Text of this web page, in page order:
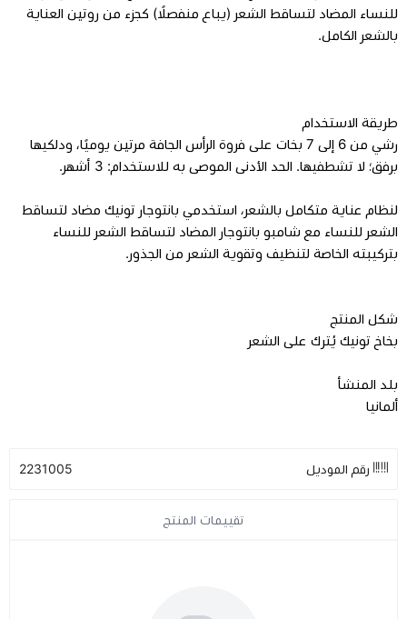
للنساء المضاد لتساقط الشعر (يباع منفصلًا) كجزء من روتين العناية
بالشعر الكامل.
طريقة الاستخدام
رشي من 6 إلى 7 بخات على فروة الرأس الجافة مرتين يوميًا، ودلكيها
برفق؛ لا تشطفيها. الحد الأدنى الموصى به للاستخدام: 3 أشهر.
لنظام عناية متكامل بالشعر، استخدمي بانتوجار تونيك مضاد لتساقط
الشعر للنساء مع شامبو بانتوجار المضاد لتساقط الشعر للنساء
بتركيبته الخاصة لتنظيف وتقوية الشعر من الجذور.
شكل المنتج
بخاخ تونيك يُترك على الشعر
بلد المنشأ
ألمانيا
رقم الموديل 2231005
تقييمات المنتج